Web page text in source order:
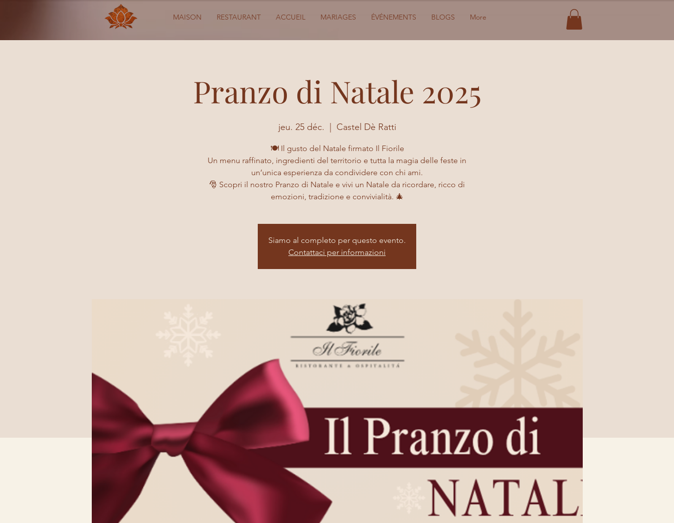
MAISON RESTAURANT ACCUEIL MARIAGES ÉVÉNEMENTS BLOGS More
Pranzo di Natale 2025
jeu. 25 déc.
  |
Castel Dè Ratti
🍽️ Il gusto del Natale firmato Il Fiorile
Un menu raffinato, ingredienti del territorio e tutta la magia delle feste in
un’unica esperienza da condividere con chi ami.
🎅 Scopri il nostro Pranzo di Natale e vivi un Natale da ricordare, ricco di
emozioni, tradizione e convivialità. 🎄
Siamo al completo per questo evento.
Contattaci per informazioni